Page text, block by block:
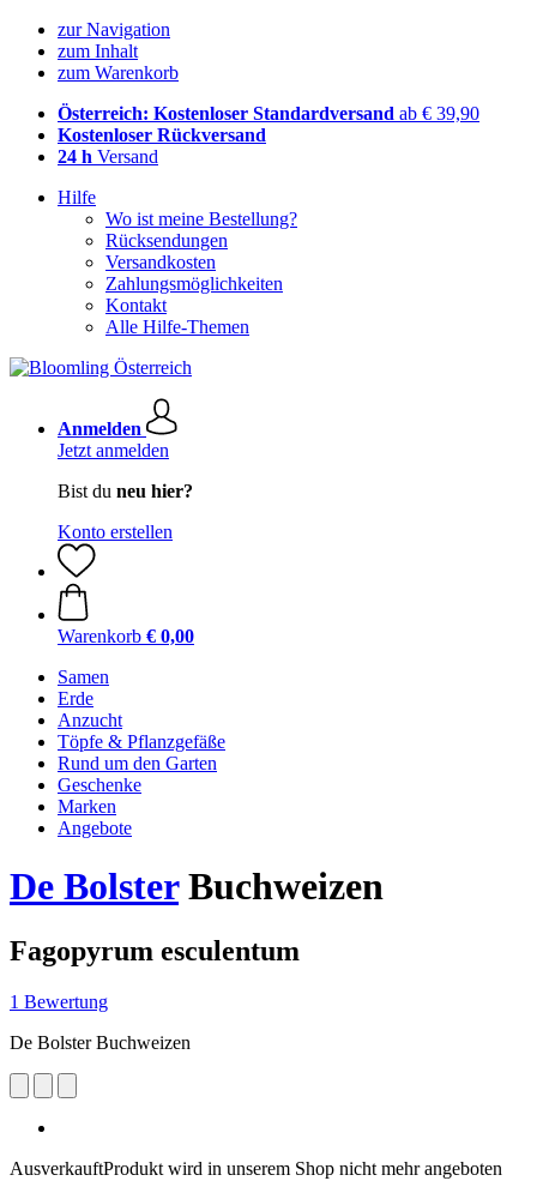
zur Navigation
zum Inhalt
zum Warenkorb
Österreich: Kostenloser Standardversand ab € 39,90
Kostenloser Rückversand
24 h Versand
Hilfe
Wo ist meine Bestellung?
Rücksendungen
Versandkosten
Zahlungsmöglichkeiten
Kontakt
Alle Hilfe-Themen
Anmelden
Jetzt anmelden
Bist du neu hier?
Konto erstellen
Warenkorb € 0,00
Samen
Erde
Anzucht
Töpfe & Pflanzgefäße
Rund um den Garten
Geschenke
Marken
Angebote
De BolsterBuchweizen
Fagopyrum esculentum
1 Bewertung
De Bolster Buchweizen
AusverkauftProdukt wird in unserem Shop nicht mehr angeboten